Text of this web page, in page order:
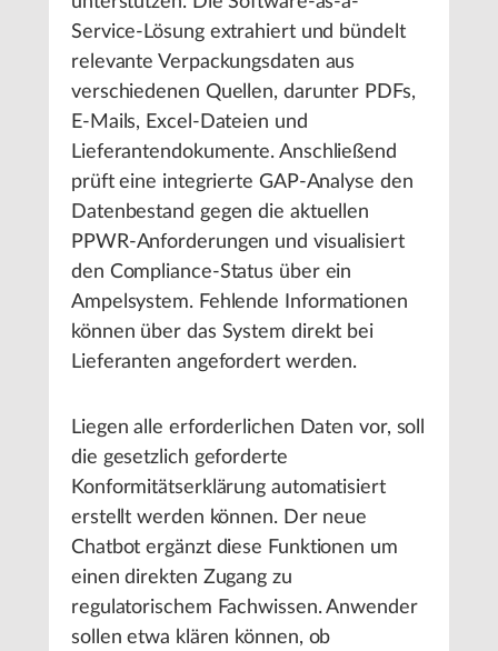
Service-Lösung extrahiert und bündelt
relevante Verpackungsdaten aus
verschiedenen Quellen, darunter PDFs,
E-Mails, Excel-Dateien und
Lieferantendokumente. Anschließend
prüft eine integrierte GAP-Analyse den
Datenbestand gegen die aktuellen
PPWR-Anforderungen und visualisiert
den Compliance-Status über ein
Ampelsystem. Fehlende Informationen
können über das System direkt bei
Lieferanten angefordert werden.
Liegen alle erforderlichen Daten vor, soll
die gesetzlich geforderte
Konformitätserklärung automatisiert
erstellt werden können. Der neue
Chatbot ergänzt diese Funktionen um
einen direkten Zugang zu
regulatorischem Fachwissen. Anwender
sollen etwa klären können, ob